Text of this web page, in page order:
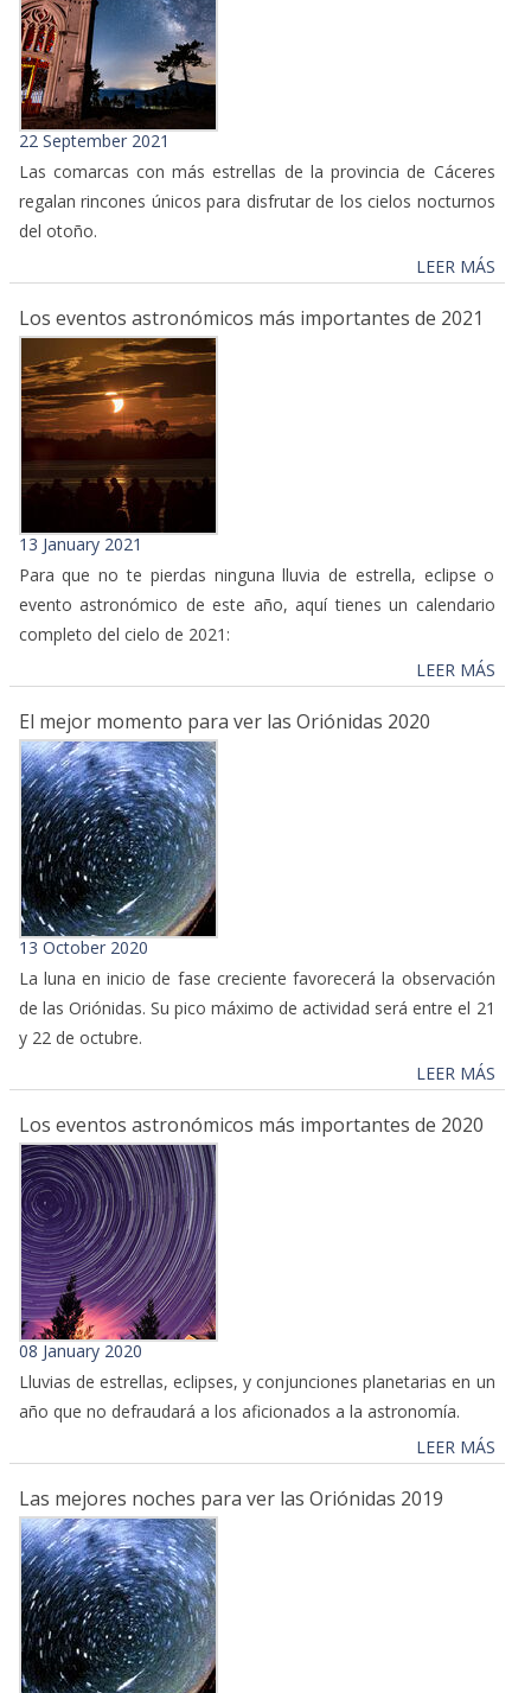
22 September 2021
Las comarcas con más estrellas de la provincia de Cáceres
regalan rincones únicos para disfrutar de los cielos nocturnos
del otoño.
LEER MÁS
Los eventos astronómicos más importantes de 2021
13 January 2021
Para que no te pierdas ninguna lluvia de estrella, eclipse o
evento astronómico de este año, aquí tienes un calendario
completo del cielo de 2021:
LEER MÁS
El mejor momento para ver las Oriónidas 2020
13 October 2020
La luna en inicio de fase creciente favorecerá la observación
de las Oriónidas. Su pico máximo de actividad será entre el 21
y 22 de octubre.
LEER MÁS
Los eventos astronómicos más importantes de 2020
08 January 2020
Lluvias de estrellas, eclipses, y conjunciones planetarias en un
año que no defraudará a los aficionados a la astronomía.
LEER MÁS
Las mejores noches para ver las Oriónidas 2019